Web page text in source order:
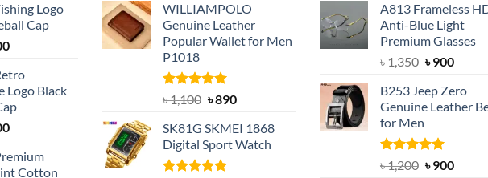
Logo
Cap
Current
is:
৳ 500.
Logo Black
Current
is:
Cotton
WILLIAMPOLO
Genuine Leather
Popular Wallet for Men
P1018
Rated5.00
out of 5
৳1,100 Original
was:
৳ 1,100.
৳890Current
is:
৳ 890.
SK81G SKMEI 1868
Digital Sport Watch
A813 Frameless
Anti-Blue Light
Premium Glasses
৳1,350 Original
was:
৳ 1,350.
৳900
is:
৳ 900.
B253 Jeep Zero
Genuine Leather
for Men
Rated5.00
৳1,200 Original
৳900